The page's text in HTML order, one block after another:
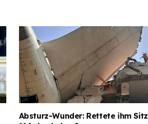
Absturz-Wunder: Rettete ihm Sitz